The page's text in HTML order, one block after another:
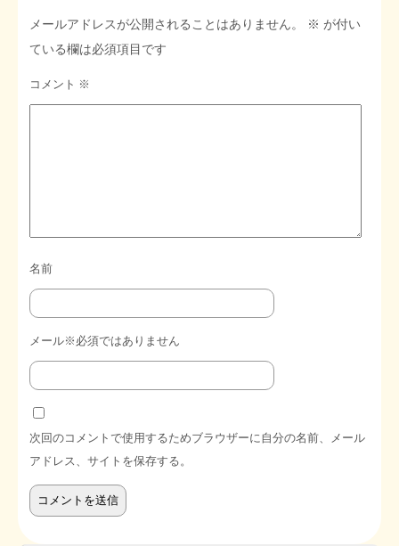
メールアドレスが公開されることはありません。 ※ が付い
ている欄は必須項目です
コメント ※
名前
メール※必須ではありません
次回のコメントで使用するためブラウザーに自分の名前、メール
アドレス、サイトを保存する。